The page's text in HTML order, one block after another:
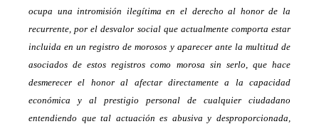
ocupa una intromisión ilegítima en el derecho al honor de la
recurrente, por el desvalor social que actualmente comporta estar
incluida en un registro de morosos y aparecer ante la multitud de
asociados de estos registros como morosa sin serlo, que hace
desmerecer el honor al afectar directamente a la capacidad
económica y al prestigio personal de cualquier ciudadano
entendiendo que tal actuación es abusiva y desproporcionada,